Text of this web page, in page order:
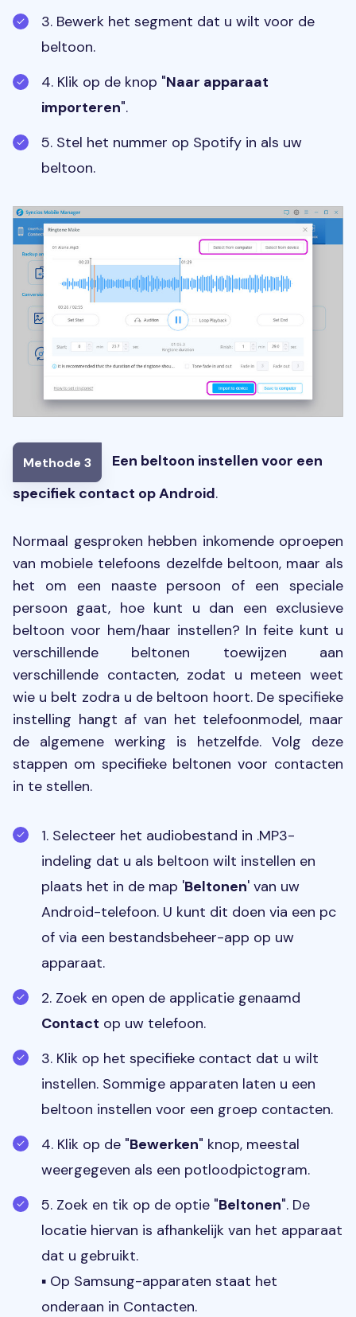
3. Bewerk het segment dat u wilt voor de
beltoon.
4. Klik op de knop "Naar apparaat
importeren".
5. Stel het nummer op Spotify in als uw
beltoon.
Methode 3
Een beltoon instellen voor een
specifiek contact op Android.
Normaal gesproken hebben inkomende oproepen
van mobiele telefoons dezelfde beltoon, maar als
het om een ​​naaste persoon of een speciale
persoon gaat, hoe kunt u dan een exclusieve
beltoon voor hem/haar instellen? In feite kunt u
verschillende beltonen toewijzen aan
verschillende contacten, zodat u meteen weet
wie u belt zodra u de beltoon hoort. De specifieke
instelling hangt af van het telefoonmodel, maar
de algemene werking is hetzelfde. Volg deze
stappen om specifieke beltonen voor contacten
in te stellen.
1. Selecteer het audiobestand in .MP3-
indeling dat u als beltoon wilt instellen en
plaats het in de map 'Beltonen' van uw
Android-telefoon. U kunt dit doen via een pc
of via een bestandsbeheer-app op uw
apparaat.
2. Zoek en open de applicatie genaamd
Contact op uw telefoon.
3. Klik op het specifieke contact dat u wilt
instellen. Sommige apparaten laten u een
beltoon instellen voor een groep contacten.
4. Klik op de "Bewerken" knop, meestal
weergegeven als een potloodpictogram.
5. Zoek en tik op de optie "Beltonen". De
locatie hiervan is afhankelijk van het apparaat
dat u gebruikt.
▪ Op Samsung-apparaten staat het
onderaan in Contacten.